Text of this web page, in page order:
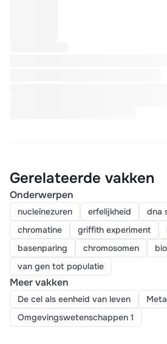
Gerelateerde vakken
Onderwerpen
nucleïnezuren erfelijkheid
dna
chromatine
griffith experiment
basenparing
chromosomen
van gen tot populatie
Meer vakken
De cel als eenheid van leven
Omgevingswetenschappen 1